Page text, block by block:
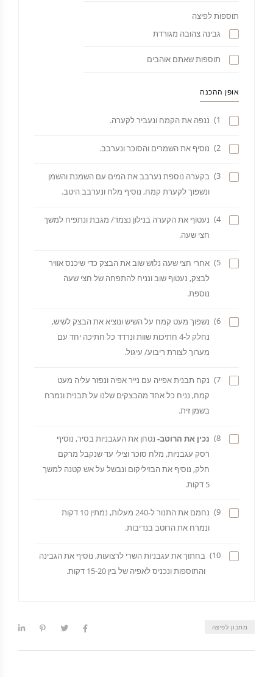
תוספות לפיצה
גבינה צהובה מגורדת
תוספות שאתם אוהבים
אופן ההכנה
1) ננפה את הקמח ונעביר לקערה.
2) נוסיף את השמרים והסוכר ונערבב.
3)
בקערה נוספת נערבב את המים עם השמנת והשמן
ונשפוך לקערת קמח, נוסיף מלח ונערבב היטב.
4)
נעטוף את הקערה בנילון נצמד/ מגבת ונתפיח למשך
חצי שעה.
5)
אחרי חצי שעה נלוש שוב את הבצק כדי שיכנס אוויר
לבצק, נעטוף שוב ונניח להתפחה של חצי שעה
נוספת.
6)
נשפוך מעט קמח על השיש ונוציא את הבצק לשיש,
נחלק ל-4 חתיכות שוות ונרדד כל חתיכה יחד עם
מערוך לצורת ריבוע/ עיגול.
7)
נקח תבנית אפייה עם נייר אפיה ונפזר עליה מעט
קמח, נניח כל אחד מהבצקים שלנו על תבנית ונמרח
בשמן זית.
8) נכין את הרוטב- נטחן את העגבניות בסיר, נוסיף
רסק עגבניות, מלח סוכר וצילי עד שנקבל מרקם
חלק, נוסיף את הבזיליקום ונבשל על אש קטנה למשך
5 דקות.
9)
נחמם את התנור ל-240 מעלות, נמתין 10 דקות
ונמרח את הרוטב בנדיבות.
10)
בחתוך את עגבניות השרי לרצועות, נוסיף את הגבינה
והתוספות ונכניס לאפיה של בין 15-20 דקות.
מתכון לפיצה